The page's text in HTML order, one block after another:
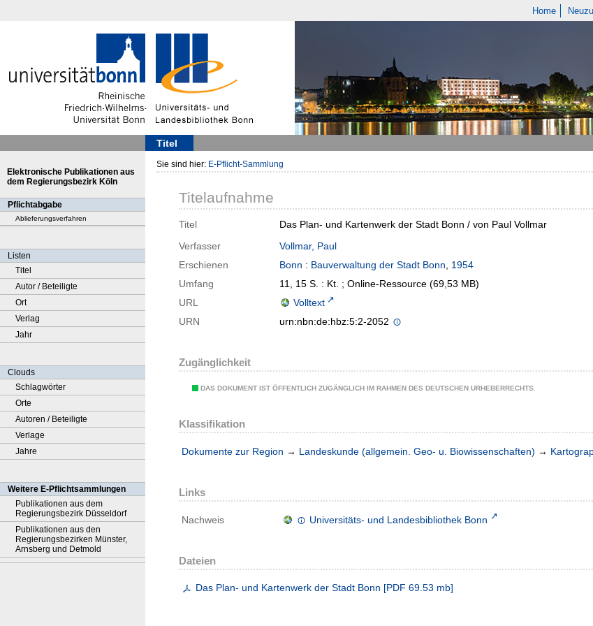
Home
Titel
Elektronische Publikationen aus
dem Regierungsbezirk Köln
Pflichtabgabe
Ablieferungsverfahren
Listen
Titel
Autor / Beteiligte
Ort
Verlag
Jahr
Clouds
Schlagwörter
Orte
Autoren / Beteiligte
Verlage
Jahre
Weitere E-Pflichtsammlungen
Publikationen aus dem
Regierungsbezirk Düsseldorf
Publikationen aus den
Regierungsbezirken Münster,
Arnsberg und Detmold
Sie sind hier: E-Pflicht-Sammlung
Titelaufnahme
Titel
Das Plan- und Kartenwerk der Stadt Bonn / von Paul Vollmar
Verfasser
Vollmar, Paul
Erschienen
Bonn : Bauverwaltung der Stadt Bonn, 1954
Umfang
11, 15 S. : Kt. ; Online-Ressource (69,53 MB)
URL
Volltext
URN
urn:nbn:de:hbz:5:2-2052
Zugänglichkeit
DAS DOKUMENT IST ÖFFENTLICH ZUGÄNGLICH IM RAHMEN DES DEUTSCHEN URHEBERRECHTS.
Klassifikation
Dokumente zur Region → Landeskunde (allgemein. Geo- u. Biowissenschaften) →
Links
Nachweis Universitäts- und Landesbibliothek Bonn
Dateien
Das Plan- und Kartenwerk der Stadt Bonn [PDF 69.53 mb]